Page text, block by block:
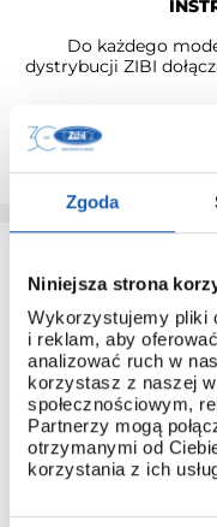
Zgoda
Niniejsza strona
Wykorzystujemy pliki
i reklam, aby
analizować ruch w
korzystasz z naszej
społecznościowym,
Partnerzy mogą
otrzymanymi od
korzystania z ich
Do każdego
dystrybucji ZIBI
Dzięki temu łatwo
3 + 3
Standardowa
na warunkach
kupujący dokona